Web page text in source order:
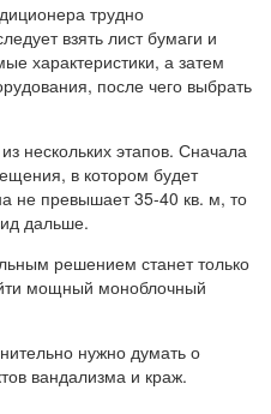
трудно
взять лист бумаги и
характеристики, а затем
после чего выбрать
нескольких этапов. Сначала
в котором будет
не превышает 35-40 кв. м, то
дальше.
решением станет только
мощный моноблочный
нужно думать о
вандализма и краж.